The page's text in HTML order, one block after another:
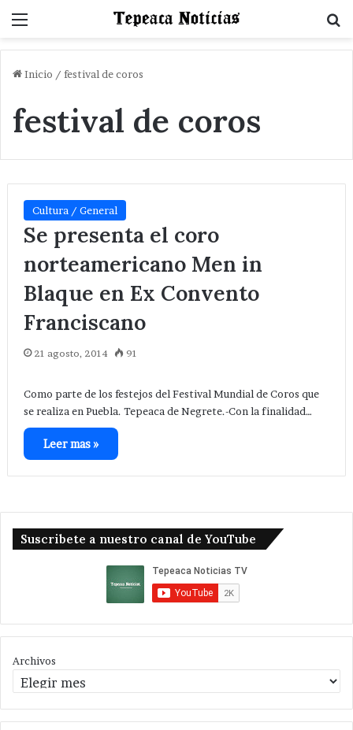
Menu
Inicio / festival de coros
festival de coros
Cultura / General
Se presenta el coro
norteamericano Men in
Blaque en Ex Convento
Franciscano
21 agosto, 2014 91
Como parte de los festejos del Festival Mundial de Coros que
se realiza en Puebla. Tepeaca de Negrete.-Con la finalidad…
Leer mas »
Suscribete a nuestro canal de YouTube
Archivos